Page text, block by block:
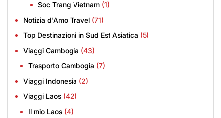
Soc Trang Vietnam (1)
Notizia d'Amo Travel (71)
Top Destinazioni in Sud Est Asiatica (5)
Viaggi Cambogia (43)
Trasporto Cambogia (7)
Viaggi Indonesia (2)
Viaggi Laos (42)
Il mio Laos (4)